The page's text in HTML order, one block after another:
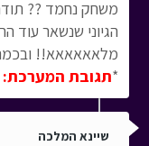
משחק נחמד ??
הגיוני שנשאר עוד
מלאאאאאא!!
*תגובת המערכת:
שיינא המלכה